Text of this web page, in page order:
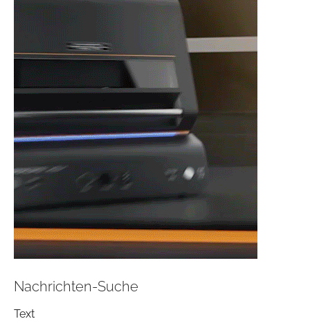
Nachrichten-Suche
Text